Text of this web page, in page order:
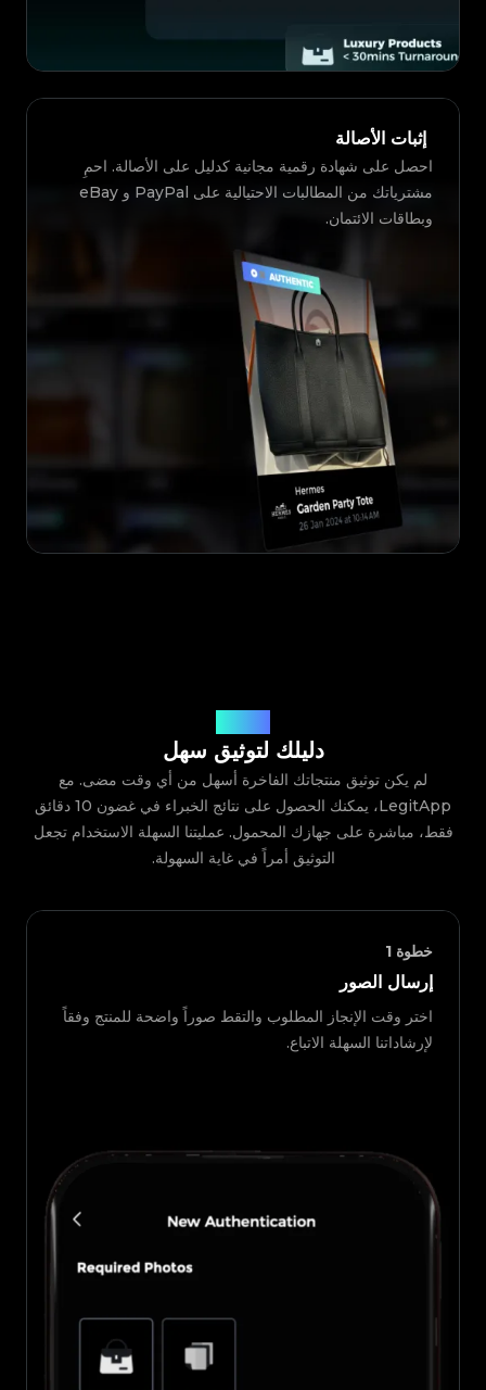
إثبات الأصالة
احصل على شهادة رقمية مجانية كدليل على الأصالة. احمِ
مشترياتك من المطالبات الاحتيالية على PayPal و eBay
وبطاقات الائتمان.
دليلك لتوثيق سهل
لم يكن توثيق منتجاتك الفاخرة أسهل من أي وقت مضى. مع
LegitApp، يمكنك الحصول على نتائج الخبراء في غضون 10 دقائق
فقط، مباشرة على جهازك المحمول. عمليتنا السهلة الاستخدام تجعل
التوثيق أمراً في غاية السهولة.
خطوة 1
إرسال الصور
اختر وقت الإنجاز المطلوب والتقط صوراً واضحة للمنتج وفقاً
لإرشاداتنا السهلة الاتباع.